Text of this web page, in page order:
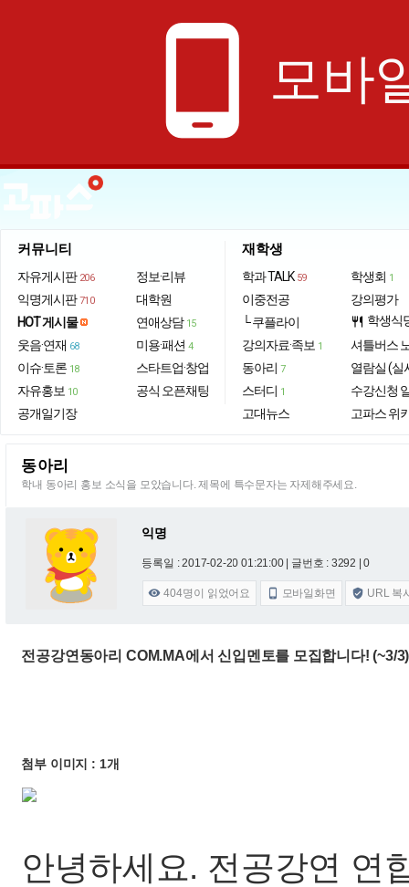
phone_android 모바
커뮤니티
자유게시판 206
익명게시판 710
HOT 게시물
웃음·연재 68
이슈·토론 18
자유홍보 10
공개일기장
정보·리뷰
대학원
연애상담 15
미용·패션 4
스타트업·창업
공식 오픈채팅
재학생
학과 TALK 59
이중전공
└ 쿠플라이
강의자료·족보 1
동아리 7
스터디 1
고대뉴스
학생회 1
강의평가
restaurant 학생식
셔틀버스
열람실 (실
수강신청
고파스 위
동아리
학내 동아리 홍보 소식을 모았습니다. 제목에 특수문자는 자제해주세요.
익명
등록일 : 2017-02-20 01:21:00 | 글번호 : 3292 | 0
 404명이 읽었어요  모바일화면  URL 복
전공강연동아리 COM.MA에서 신입멘토를 모집합니다! (~3/
첨부 이미지 : 1개
안녕하세요. 전공강연 연